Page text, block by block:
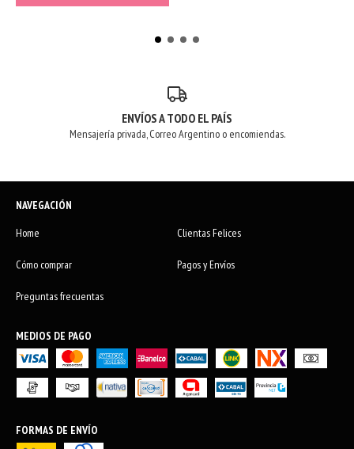
ENVÍOS A TODO EL PAÍS
Mensajería privada, Correo Argentino o encomiendas.
NAVEGACIÓN
Home
Clientas Felices
Cómo comprar Pagos y Envíos
Preguntas frecuentas
MEDIOS DE PAGO
FORMAS DE ENVÍO